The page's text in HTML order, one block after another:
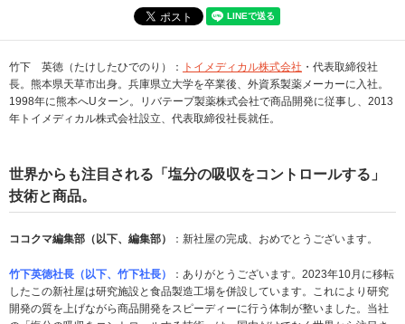
竹下 英徳（たけしたひでのり）： トイメディカル株式会社 ・代表取締役社
長。熊本県天草市出身。兵庫県立大学を卒業後、外資系製薬メーカーに入社。
1998年に熊本へUターン。リバテープ製薬株式会社で商品開発に従事し、2013
年トイメディカル株式会社設立、代表取締役社長就任。
世界からも注目される「塩分の吸収をコントロールする」
技術と商品。
ココクマ編集部（以下、編集部） ：新社屋の完成、おめでとうございます。
竹下英徳社長（以下、竹下社長）
：ありがとうございます。2023年10月に移転
したこの新社屋は研究施設と食品製造工場を併設しています。これにより研究
開発の質を上げながら商品開発をスピーディーに行う体制が整いました。当社